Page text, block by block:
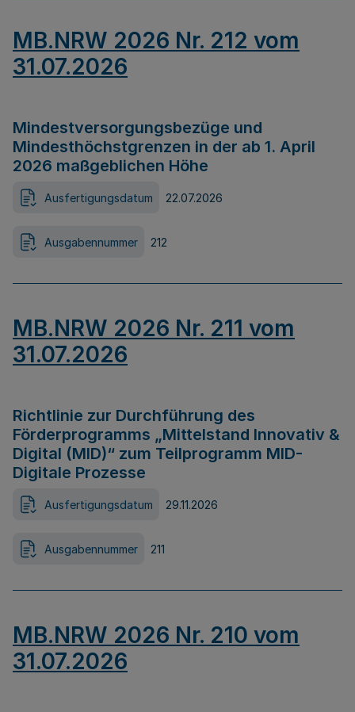
MB.NRW 2026 Nr. 212 vom
31.07.2026
Mindestversorgungsbezüge und
Mindesthöchstgrenzen in der ab 1. April
2026 maßgeblichen Höhe
Ausfertigungsdatum 22.07.2026
Ausgabennummer 212
MB.NRW 2026 Nr. 211 vom
31.07.2026
Richtlinie zur Durchführung des
Förderprogramms „Mittelstand Innovativ &
Digital (MID)“ zum Teilprogramm MID-
Digitale Prozesse
Ausfertigungsdatum 29.11.2026
Ausgabennummer 211
MB.NRW 2026 Nr. 210 vom
31.07.2026